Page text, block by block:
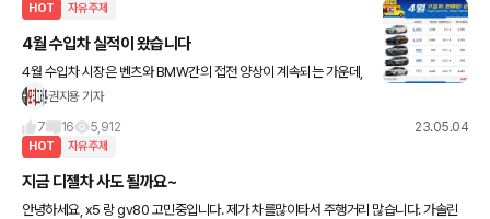
HOT 자유주제
4월 수입차 실적이 왔습니다
4월 수입차 시장은 벤츠와 BMW간의 접전 양상이 계속되는 가운데,
볼보가 맹렬한 기세를 이어갔다. 카이즈유데이터연구소에 따르면, 4
권지용 기자
7
16 5,912 23.05.04
HOT 자유주제
지금 디젤차 사도 될까요~
안녕하세요, x5 랑 gv80 고민중입니다. 제가 차를많이타서 주행거리 많습니다. 가솔린